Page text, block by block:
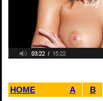
HOME A B